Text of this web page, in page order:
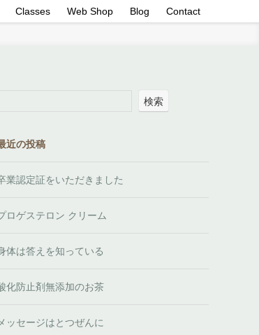
Classes Web Shop Blog Contact
検索
近の投稿
業認定証をいただきました
ロゲステロン クリーム
体は答えを知っている
化防止剤無添加のお茶
メッセージはとつぜんに